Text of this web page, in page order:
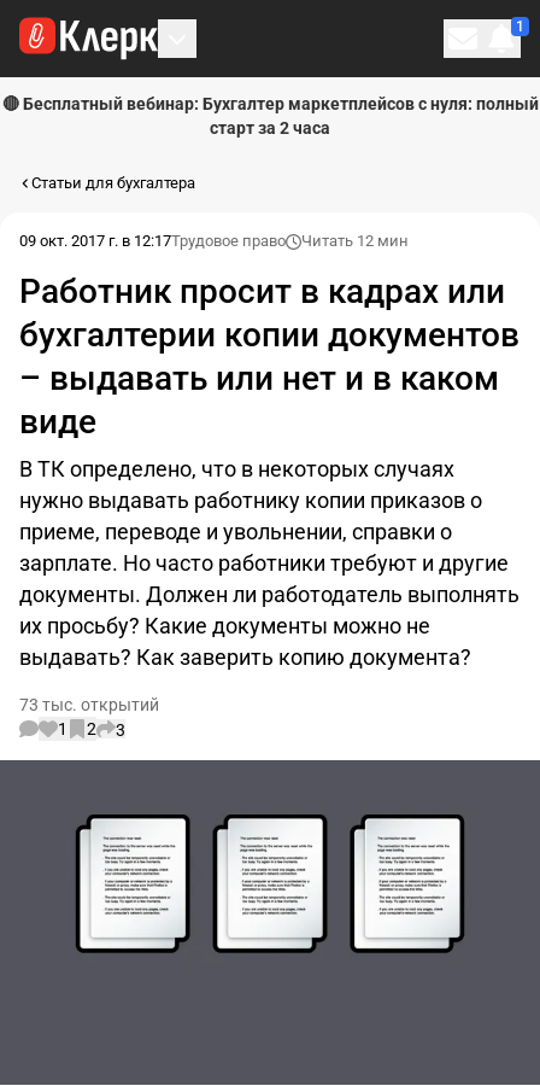
1
🔴 Бесплатный вебинар: Бухгалтер маркетплейсов с нуля: полный
старт за 2 часа
Статьи для бухгалтера
09 окт. 2017 г. в 12:17Трудовое право Читать 12 мин
Работник просит в кадрах или
бухгалтерии копии документов
– выдавать или нет и в каком
виде
В ТК определено, что в некоторых случаях
нужно выдавать работнику копии приказов о
приеме, переводе и увольнении, справки о
зарплате. Но часто работники требуют и другие
документы. Должен ли работодатель выполнять
их просьбу? Какие документы можно не
выдавать? Как заверить копию документа?
73 тыс. открытий
1
2 3